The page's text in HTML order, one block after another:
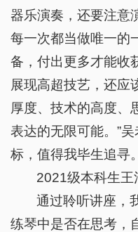
器乐演奏，还要注意
每一次都当做唯一的
备，付出更多才能收
展现高超技艺，还应
厚度、技术的高度、
表达的无限可能。”
标，值得我毕生追寻。
2021级本科生王
通过聆听讲座，
练琴中是否在思考，